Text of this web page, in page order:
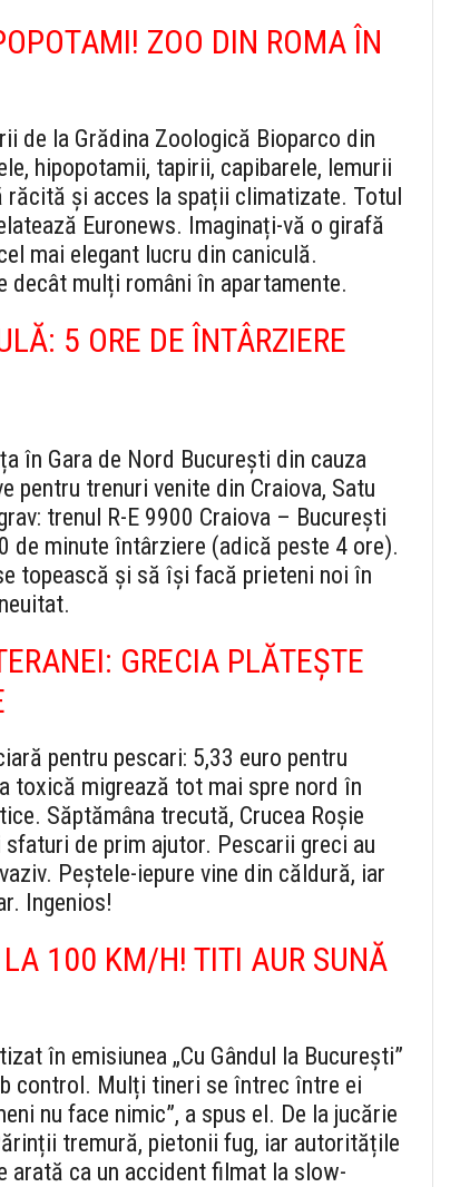
ZOO DIN ROMA ÎN
de la Grădina Zoologică Bioparco din
hipopotamii, tapirii, capibarele, lemurii
răcită și acces la spații climatizate. Totul
Euronews. Imaginați-vă o girafă
mai elegant lucru din caniculă.
decât mulți români în apartamente.
5 ORE DEÎNTÂRZIERE
în Gara de Nord București din cauza
pentru trenuri venite din Craiova, Satu
trenul R-E 9900 Craiova – București
de minute întârziere (adică peste 4 ore).
topească și să își facă prieteni noi în
GRECIA PLĂTEȘTE
pentru pescari: 5,33 euro pentru
toxică migrează tot mai spre nord în
Săptămâna trecută, Crucea Roșie
de prim ajutor. Pescarii greci au
Peștele-iepure vine din căldură, iar
Ingenios!
LA 100 KM/H! TITI AUR SUNĂ
în emisiunea „Cu Gândul la București”
control. Mulți tineri se întrec între ei
nu face nimic”, a spus el. De la jucărie
tremură, pietonii fug, iar autoritățile
ca un accident filmat la slow-